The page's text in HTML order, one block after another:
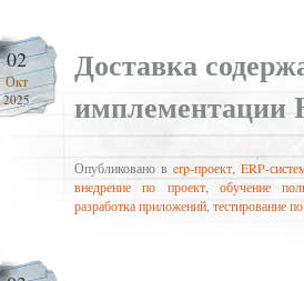
02
Окт
2025
Доставка
имплементации
Опубликовано в erp-проект, ERP-
внедрение по проект,обучение
разработка приложений,тестирование по